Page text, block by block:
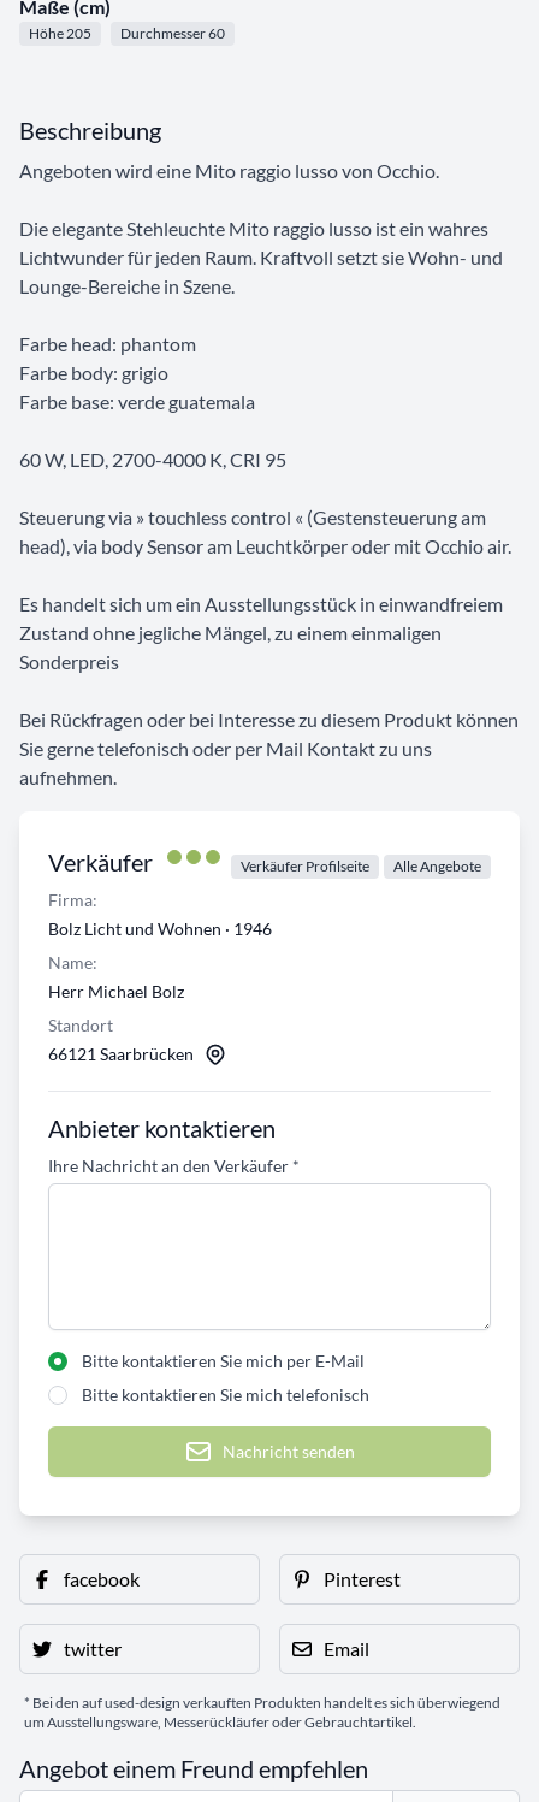
Maße (cm)
Höhe 205 Durchmesser 60
Verkäufer Verkäufer Profilseite Alle Angebote
Firma:
Bolz Licht und Wohnen · 1946
Name:
Herr Michael Bolz
Standort
66121 Saarbrücken
Anbieter kontaktieren
Ihre Nachricht an den Verkäufer *
Bitte kontaktieren Sie mich per E-Mail
Bitte kontaktieren Sie mich telefonisch
Nachricht senden
Beschreibung
Angeboten wird eine Mito raggio lusso von Occhio.
Die elegante Stehleuchte Mito raggio lusso ist ein wahres
Lichtwunder für jeden Raum. Kraftvoll setzt sie Wohn- und
Lounge-Bereiche in Szene.
Farbe head: phantom
Farbe body: grigio
Farbe base: verde guatemala
60 W, LED, 2700-4000 K, CRI 95
Steuerung via » touchless control « (Gestensteuerung am
head), via body Sensor am Leuchtkörper oder mit Occhio air.
Es handelt sich um ein Ausstellungsstück in einwandfreiem
Zustand ohne jegliche Mängel, zu einem einmaligen
Sonderpreis
Bei Rückfragen oder bei Interesse zu diesem Produkt können
Sie gerne telefonisch oder per Mail Kontakt zu uns
aufnehmen.
facebook Pinterest
twitter Email
* Bei den auf used-design verkauften Produkten handelt es sich überwiegend
um Ausstellungsware, Messerückläufer oder Gebrauchtartikel.
Angebot einem Freund empfehlen